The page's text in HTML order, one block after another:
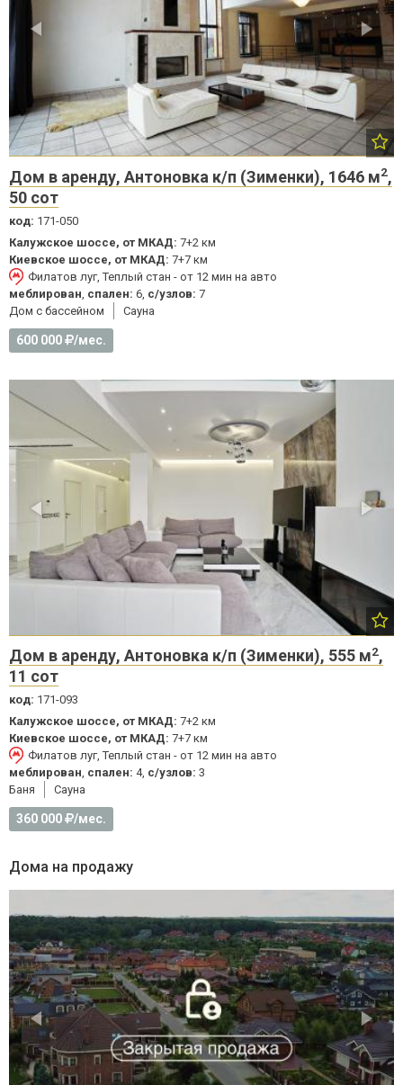
Дом в аренду, Антоновка к/п (Зименки), 1646 м2,
50 сот
код: 171-050
Калужское шоссе, от МКАД: 7+2 км
Киевское шоссе, от МКАД: 7+7 км
Филатов луг, Теплый стан - от 12 мин на авто
меблирован спален: 6, с/узлов: 7
Дом с бассейном
Cауна
600 000 /мес.
Дом в аренду, Антоновка к/п (Зименки), 555 м2,
11 сот
код: 171-093
Калужское шоссе, от МКАД: 7+2 км
Киевское шоссе, от МКАД: 7+7 км
Филатов луг, Теплый стан - от 12 мин на авто
меблирован, спален: 4, с/узлов: 3
Баня
Cауна
360 000 /мес.
Дома на продажу